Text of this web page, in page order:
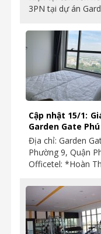
3PN tại dự án
Cập nhật 15/1:
Garden Gate
Địa chỉ: Garden
Phường 9, Quận
Officetel: *Hoàn